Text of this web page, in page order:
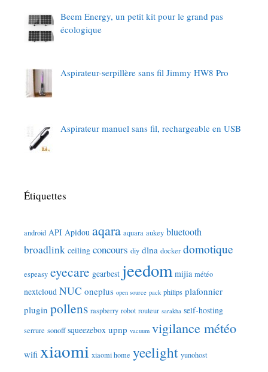
Beem Energy, un petit kit pour le grand pas
écologique
Aspirateur-serpillère sans fil Jimmy HW8 Pro
Aspirateur manuel sans fil, rechargeable en USB
Étiquettes
android API Apidou aqara aquara aukey bluetooth
broadlink ceiling concours diy dlna docker domotique
espeasy eyecare gearbest jeedom mijia météo
nextcloud NUC oneplus open source pack philips plafonnier
plugin pollens raspberry robot routeur sarakha self-hosting
serrure sonoff squeezebox upnp vacuum vigilance météo
wifi xiaomi xiaomi home yeelight yunohost